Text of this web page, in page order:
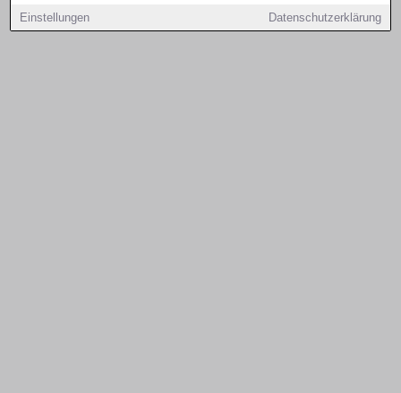
Einstellungen Datenschutzerklärung
Copyright © 2000 - 2026 | 1A Infosysteme GmbH | Content by: 1a-sites-autos